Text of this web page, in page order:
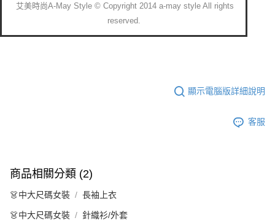
艾美時尚A-May Style © Copyright 2014 a-may style All rights
reserved.
顯示電腦版詳細說明
客服
商品相關分類 (2)
👗中大尺碼女裝 長袖上衣
👗中大尺碼女裝 針織衫/外套